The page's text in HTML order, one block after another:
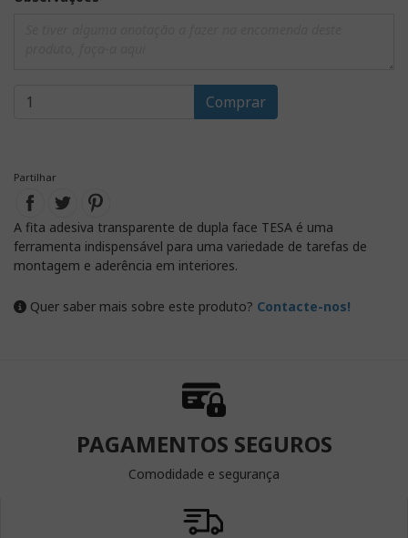
Comprar
Partilhar
A fita adesiva transparente de dupla face TESA é uma
ferramenta indispensável para uma variedade de tarefas de
montagem e aderência em interiores.
Quer saber mais sobre este produto? Contacte-nos!
PAGAMENTOS SEGUROS
Comodidade e segurança